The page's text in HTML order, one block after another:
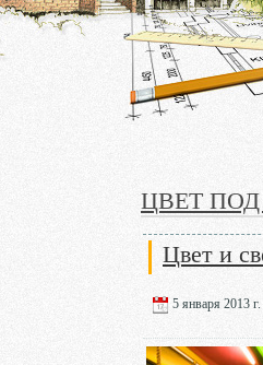
ЦВЕТ
Цвет и
5 января 2013 г.